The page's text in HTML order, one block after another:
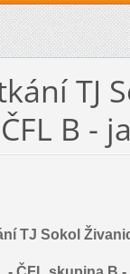
TJ
B -
TJ Sokol